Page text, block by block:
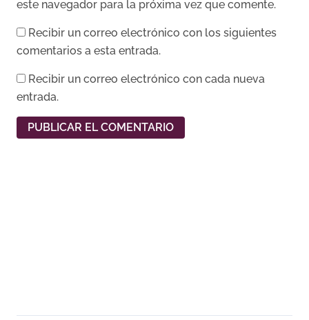
este navegador para la próxima vez que comente.
Recibir un correo electrónico con los siguientes
comentarios a esta entrada.
Recibir un correo electrónico con cada nueva
entrada.